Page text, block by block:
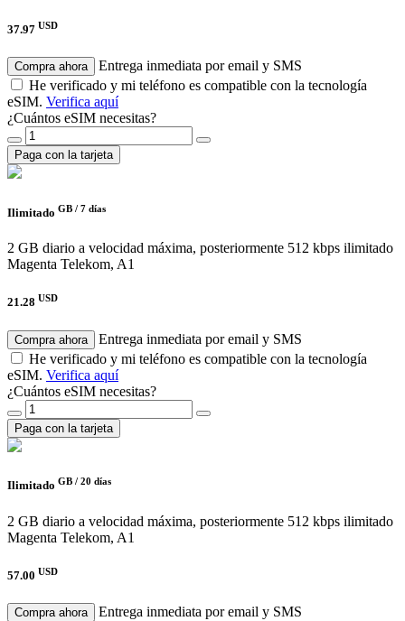
37.97 USD
Compra ahora
Entrega inmediata por email y SMS
He verificado y mi teléfono es compatible con la tecnología
eSIM. Verifica aquí
¿Cuántos eSIM necesitas?
Paga con la tarjeta
Ilimitado GB / 7 días
2 GB diario a velocidad máxima, posteriormente 512 kbps ilimitado
Magenta Telekom, A1
21.28 USD
Compra ahora
Entrega inmediata por email y SMS
He verificado y mi teléfono es compatible con la tecnología
eSIM. Verifica aquí
¿Cuántos eSIM necesitas?
Paga con la tarjeta
Ilimitado GB / 20 días
2 GB diario a velocidad máxima, posteriormente 512 kbps ilimitado
Magenta Telekom, A1
57.00 USD
Compra ahora
Entrega inmediata por email y SMS